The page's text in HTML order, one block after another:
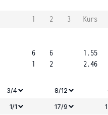
1 2 3
Kurs
6
1
6
2
1.55
2.46
3/4 8/12
1/1 17/9